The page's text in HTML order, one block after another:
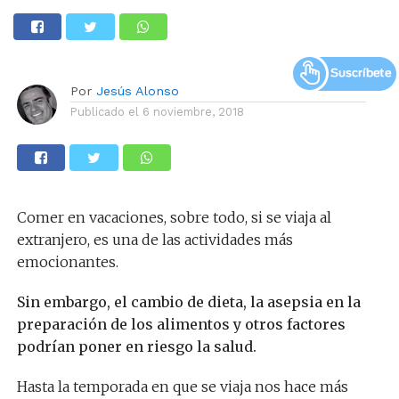
Por Jesús Alonso
Publicado el 6 noviembre, 2018
Comer en vacaciones, sobre todo, si se viaja al
extranjero, es una de las actividades más
emocionantes.
Sin embargo, el cambio de dieta, la asepsia en la
preparación de los alimentos y otros factores
podrían poner en riesgo la salud.
Hasta la temporada en que se viaja nos hace más